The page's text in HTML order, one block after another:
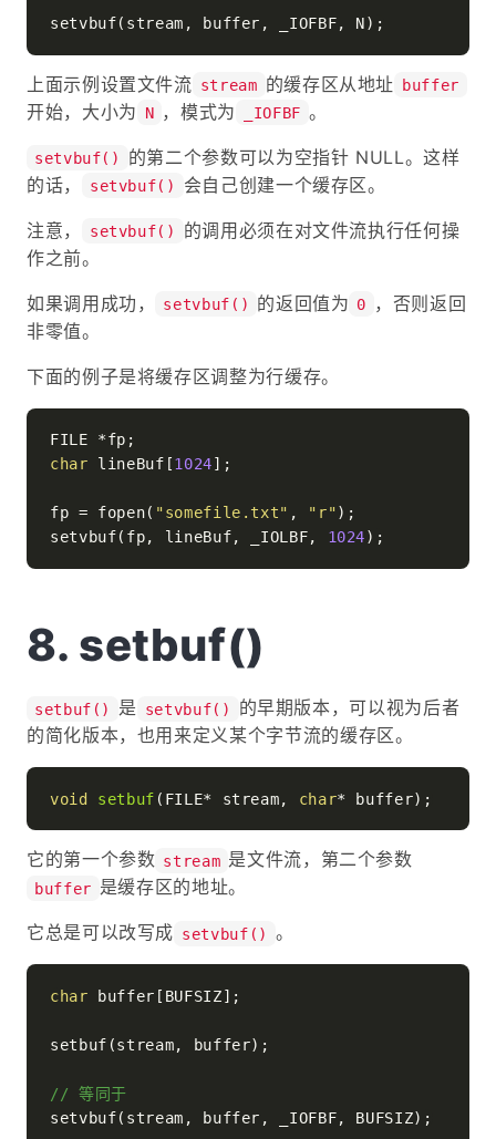
上面示例设置文件流 stream 的缓存区从地址 buffer
开始，大小为 N ，模式为 _IOFBF 。
setvbuf()
的第二个参数可以为空指针 NULL。这样
的话，
setvbuf() 会自己创建一个缓存区。
注意， setvbuf()
的调用必须在对文件流执行任何操
作之前。
如果调用成功， setvbuf() 的返回值为 0
，否则返回
非零值。
下面的例子是将缓存区调整为行缓存。
char lineBuf[1024];
fp = fopen( "somefile.txt" , "r");
setvbuf(fp, lineBuf, _IOLBF, 1024
setbuf()
setbuf() 是 setvbuf()
的早期版本，可以视为后者
的简化版本，也用来定义某个字节流的缓存区。
void setbuf (FILE* stream, char* buffer)
它的第一个参数 stream 是文件流，第二个参数
buffer 是缓存区的地址。
它总是可以改写成 setvbuf() 。
char buffer[BUFSIZ];
setbuf(stream, buffer);
// 等同于